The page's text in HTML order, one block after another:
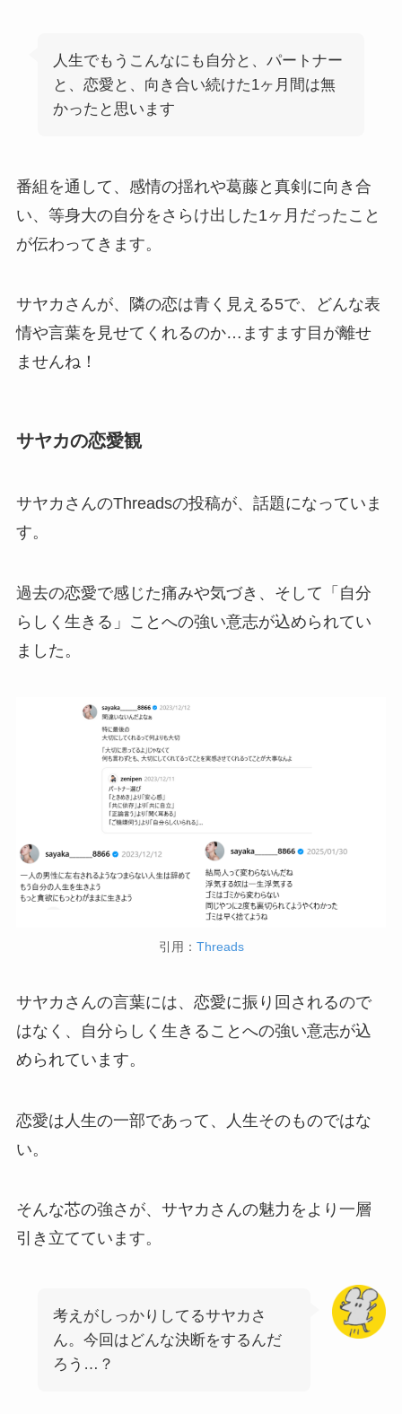
人生でもうこんなにも自分と、パートナー
と、恋愛と、向き合い続けた1ヶ月間は無
かったと思います
番組を通して、感情の揺れや葛藤と真剣に向き合
い、等身大の自分をさらけ出した1ヶ月だったこと
が伝わってきます。
サヤカさんが、隣の恋は青く見える5で、どんな表
情や言葉を見せてくれるのか…ますます目が離せ
ませんね！
サヤカの恋愛観
サヤカさんのThreadsの投稿が、話題になっていま
す。
過去の恋愛で感じた痛みや気づき、そして「自分
らしく生きる」ことへの強い意志が込められてい
ました。
引用： Threads
サヤカさんの言葉には、恋愛に振り回されるので
はなく、自分らしく生きることへの強い意志が込
められています。
恋愛は人生の一部であって、人生そのものではな
い。
そんな芯の強さが、サヤカさんの魅力をより一層
引き立てています。
考えがしっかりしてるサヤカさ
ん。今回はどんな決断をするんだ
ろう…？